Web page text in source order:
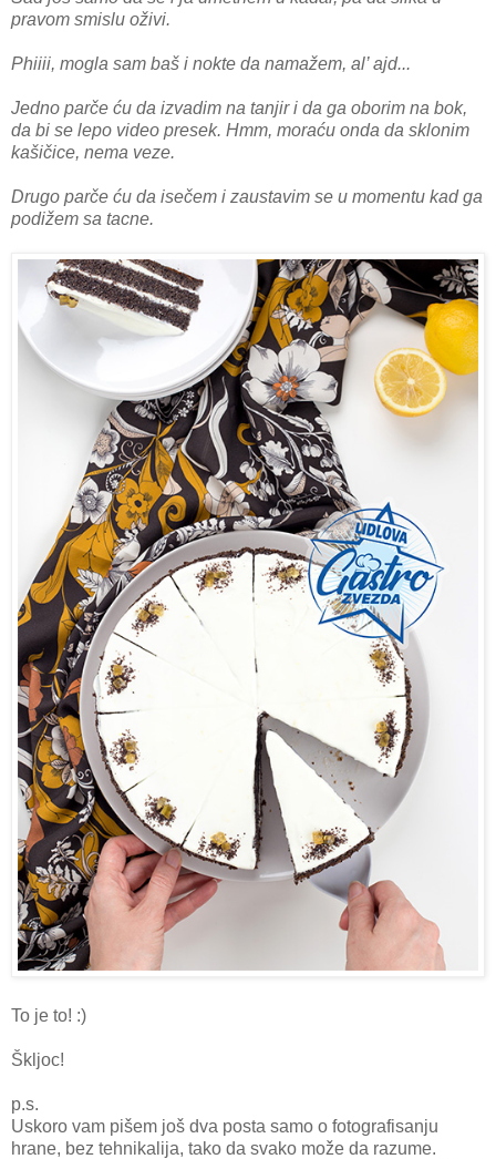
pravom smislu oživi.
Phiiii, mogla sam baš i nokte da namažem, al’ ajd...
Jedno parče ću da izvadim na tanjir i da ga oborim na bok,
da bi se lepo video presek. Hmm, moraću onda da sklonim
kašičice, nema veze.
Drugo parče ću da isečem i zaustavim se u momentu kad ga
podižem sa tacne.
To je to! :)
Škljoc!
p.s.
Uskoro vam pišem još dva posta samo o fotografisanju
hrane, bez tehnikalija, tako da svako može da razume.